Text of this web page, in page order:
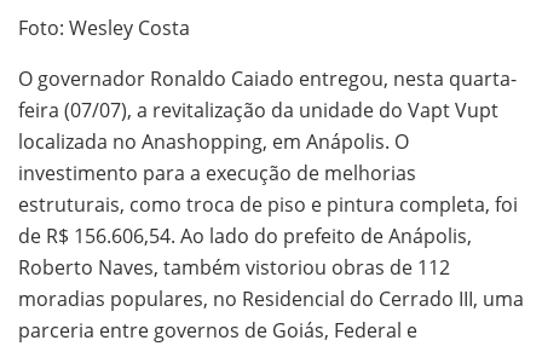
Foto: Wesley Costa
O governador Ronaldo Caiado entregou, nesta quarta-
feira (07/07), a revitalização da unidade do Vapt Vupt
localizada no Anashopping, em Anápolis. O
investimento para a execução de melhorias
estruturais, como troca de piso e pintura completa, foi
de R$ 156.606,54. Ao lado do prefeito de Anápolis,
Roberto Naves, também vistoriou obras de 112
moradias populares, no Residencial do Cerrado III, uma
parceria entre governos de Goiás, Federal e